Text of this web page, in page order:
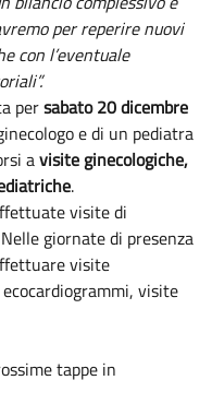
per reperire nuovi
con l’eventuale
persabato 20 dicembre
e di un pediatra
avisite ginecologiche,
.
visite di
giornate di presenza
visite
visite
tappe in